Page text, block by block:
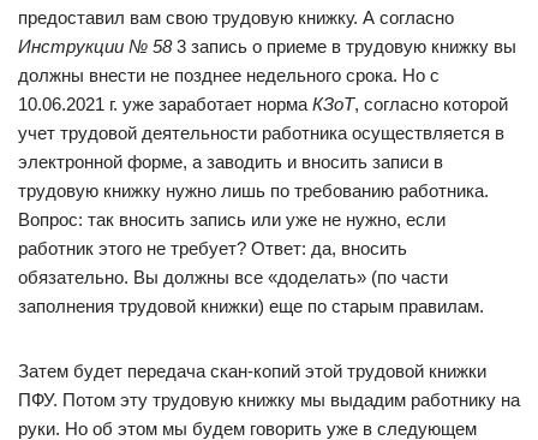
предоставил вам свою трудовую книжку. А согласно
Инструкции № 583 запись о приеме в трудовую книжку вы
должны внести не позднее недельного срока. Но с
10.06.2021 г. уже заработает норма КЗоТ, согласно которой
учет трудовой деятельности работника осуществляется в
электронной форме, а заводить и вносить записи в
трудовую книжку нужно лишь по требованию работника.
Вопрос: так вносить запись или уже не нужно, если
работник этого не требует? Ответ: да, вносить
обязательно. Вы должны все «доделать» (по части
заполнения трудовой книжки) еще по старым правилам.
Затем будет передача скан-копий этой трудовой книжки
ПФУ. Потом эту трудовую книжку мы выдадим работнику на
руки. Но об этом мы будем говорить уже в следующем